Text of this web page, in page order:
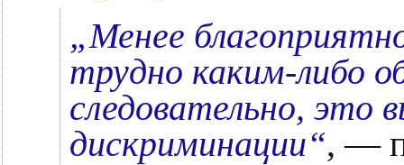
„Менее
трудно каким-либо
следовательно, это
дискриминации“, —